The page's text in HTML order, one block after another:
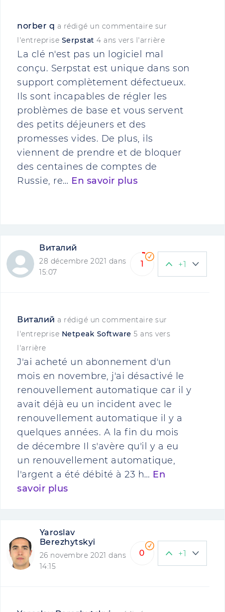
norber q a rédigé un commentaire sur
l'entreprise Serpstat 4 ans vers l'arrière
La clé n'est pas un logiciel mal
conçu. Serpstat est unique dans son
support complètement défectueux.
Ils sont incapables de régler les
problèmes de base et vous servent
des petits déjeuners et des
promesses vides. De plus, ils
viennent de prendre et de bloquer
des centaines de comptes de
Russie, re… En savoir plus
Виталий
28 décembre 2021 dans
15:07
1 +1
Виталий a rédigé un commentaire sur
l'entreprise Netpeak Software 5 ans vers
l'arrière
J'ai acheté un abonnement d'un
mois en novembre, j'ai désactivé le
renouvellement automatique car il y
avait déjà eu un incident avec le
renouvellement automatique il y a
quelques années. A la fin du mois
de décembre Il s'avère qu'il y a eu
un renouvellement automatique,
l'argent a été débité à 23 h… En
savoir plus
Yaroslav
Berezhytskyi
26 novembre 2021 dans
14:15
0 +1